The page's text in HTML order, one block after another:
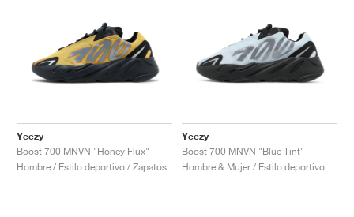
Yeezy
Boost 700 MNVN "Honey Flux"
Hombre / Estilo deportivo / Zapatos
Yeezy
Boost 700 MNVN "Blue Tint"